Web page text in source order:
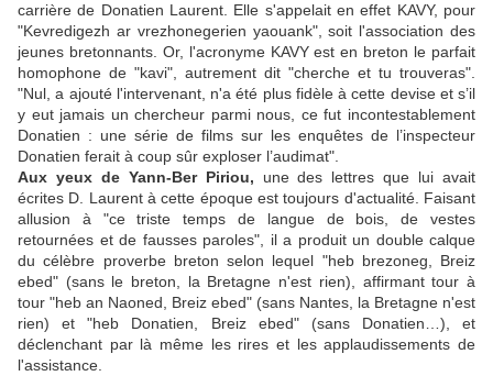
carrière de Donatien Laurent. Elle s'appelait en effet KAVY, pour
"Kevredigezh ar vrezhonegerien yaouank", soit l'association des
jeunes bretonnants. Or, l'acronyme KAVY est en breton le parfait
homophone de "kavi", autrement dit "cherche et tu trouveras".
"Nul, a ajouté l'intervenant, n'a été plus fidèle à cette devise et s’il
y eut jamais un chercheur parmi nous, ce fut incontestablement
Donatien : une série de films sur les enquêtes de l’inspecteur
Donatien ferait à coup sûr exploser l’audimat".
Aux yeux de Yann-Ber Piriou, une des lettres que lui avait
écrites D. Laurent à cette époque est toujours d'actualité. Faisant
allusion à "ce triste temps de langue de bois, de vestes
retournées et de fausses paroles", il a produit un double calque
du célèbre proverbe breton selon lequel "heb brezoneg, Breiz
ebed" (sans le breton, la Bretagne n'est rien), affirmant tour à
tour "heb an Naoned, Breiz ebed" (sans Nantes, la Bretagne n'est
rien) et "heb Donatien, Breiz ebed" (sans Donatien…), et
déclenchant par là même les rires et les applaudissements de
l'assistance.